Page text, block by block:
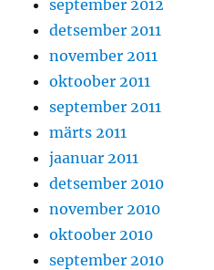
september 2012
detsember 2011
november 2011
oktoober 2011
september 2011
märts 2011
jaanuar 2011
detsember 2010
november 2010
oktoober 2010
september 2010